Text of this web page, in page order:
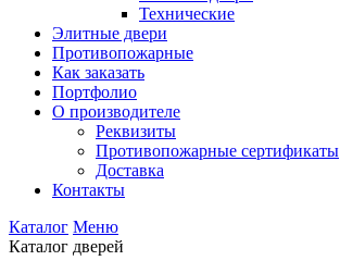
Технические
Элитные двери
Противопожарные
Как заказать
Портфолио
О производителе
Реквизиты
Противопожарные сертификаты
Доставка
Контакты
Каталог Меню
Каталог дверей